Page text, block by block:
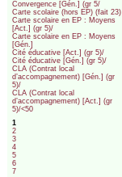
Convergence [Gén.] (gr 5/
Carte scolaire (hors EP) (fait 23)
Carte scolaire en EP : Moyens
[Act.] (gr 5)/
Carte scolaire en EP : Moyens
[Gén.]
Cité éducative [Act.] (gr 5)/
Cité éducative [Gén.] (gr 5)/
CLA (Contrat local
d’accompagnement) [Gén.] (gr
5)/
CLA (Contrat local
d’accompagnement) [Act.] (gr
5)/<50
1
2
3
4
5
6
7